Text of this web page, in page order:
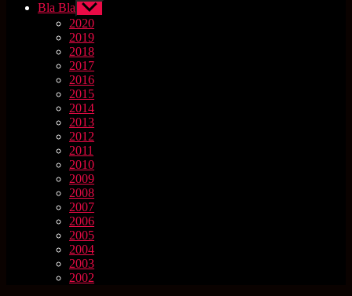
Bla Bla Untermenü
anzeigen
2020
2019
2018
2017
2016
2015
2014
2013
2012
2011
2010
2009
2008
2007
2006
2005
2004
2003
2002